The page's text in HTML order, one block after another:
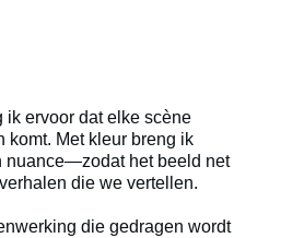
ik ervoor dat elke scène
komt. Met kleur breng ik
nuance—zodat het beeld net
die we vertellen.
die gedragen wordt